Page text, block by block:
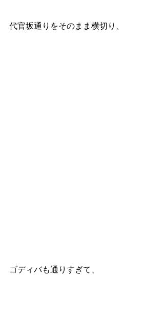
代官坂通りをそのまま横切り、
ゴディバも通りすぎて、